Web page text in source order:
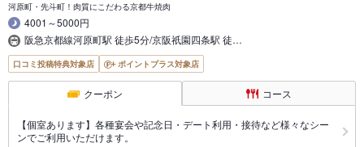
河原町・先斗町！肉質にこだわる京都牛焼肉
4001～5000円
阪急京都線河原町駅 徒歩5分/京阪祇園四条駅 徒…
口コミ投稿特典対象店 ポイントプラス対象店
クーポン コース
【個室あります】各種宴会や記念日・デート利用・接待など様々なシー
ンでご利用いただけます。